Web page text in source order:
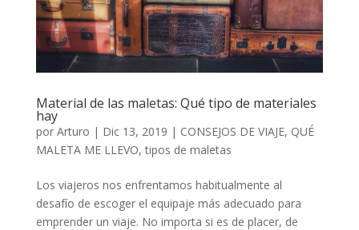
Material de las maletas: Qué tipo de materiales
hay
por Arturo | Dic 13, 2019 | CONSEJOS DE VIAJE, QUÉ
MALETA ME LLEVO,tipos de maletas
Los viajeros nos enfrentamos habitualmente al
desafío de escoger el equipaje más adecuado para
emprender un viaje. No importa si es de placer, de